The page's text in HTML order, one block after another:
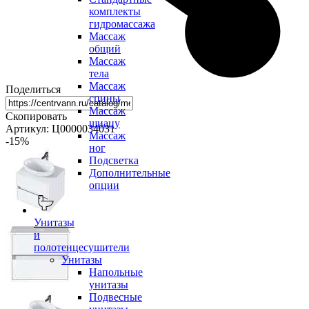
комплекты
гидромассажа
Массаж
общий
Массаж
тела
Массаж
спины
Массаж
шиацу
Массаж
ног
Подсветка
Дополнительные
опции
Унитазы
и
полотенцесушители
Унитазы
Напольные
унитазы
Подвесные
Поделиться
Скопировать
Артикул: Ц0000034031
-15%